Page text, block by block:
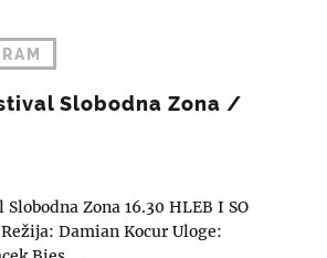
Slobodna Zona /
Zona 16.30 HLEB I SO
Damian Kocur Uloge: